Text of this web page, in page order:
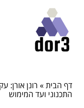
דף הבית» רונן אורן:
התכנוני ועד המימוש